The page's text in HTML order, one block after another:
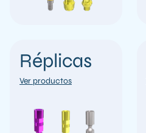
Réplicas
Ver productos